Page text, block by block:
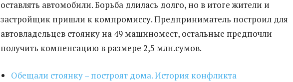
оставлять автомобили. Борьба длилась долго, но в итоге жители и
застройщик пришли к компромиссу. Предприниматель построил для
автовладельцев стоянку на 49 машиномест, остальные предпочли
получить компенсацию в размере 2,5 млн.сумов.
Обещали стоянку – построят дома. История конфликта